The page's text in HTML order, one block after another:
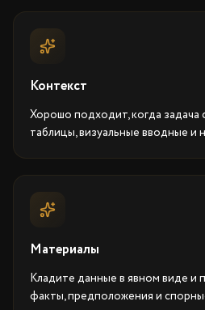
Контекст
Хорошо подходит, когда задача
таблицы, визуальные вводные и
Материалы
Кладите данные в явном виде и
факты, предположения и